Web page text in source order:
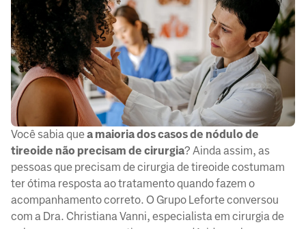
Você sabia quea maioria dos casos de nódulo de
tireoide não precisam de cirurgia? Ainda assim, as
pessoas que precisam de cirurgia de tireoide costumam
ter ótima resposta ao tratamento quando fazem o
acompanhamento correto. O Grupo Leforte conversou
com a Dra. Christiana Vanni, especialista em cirurgia de